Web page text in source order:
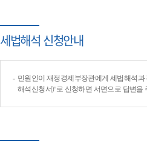
세법해석 신청안내
민원인이 재정경제부장관에게 세법해석
해석신청서)'로 신청하면 서면으로 답변을